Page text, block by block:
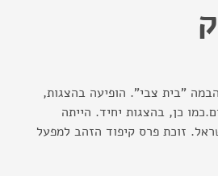
"בית צבי". הופיעה בהצגות,
כן, בהצגות יחיד. הייתה
זוכת פרס קיפוד הזהב למפעל